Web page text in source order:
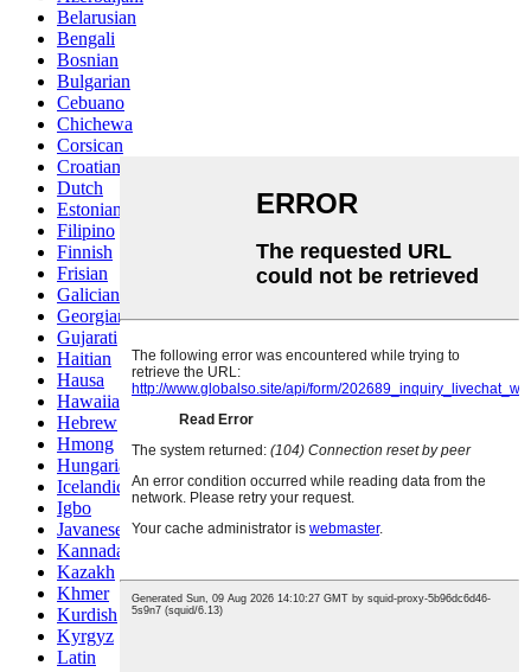
Belarusian
Bengali
Bosnian
Bulgarian
Cebuano
Chichewa
Corsican
Croatian
Dutch
Estonian
Filipino
Finnish
Frisian
Galician
Georgian
Gujarati
Haitian
Hausa
Hawaiian
Hebrew
Hmong
Hungarian
Icelandic
Igbo
Javanese
Kannada
Kazakh
Khmer
Kurdish
Kyrgyz
Latin